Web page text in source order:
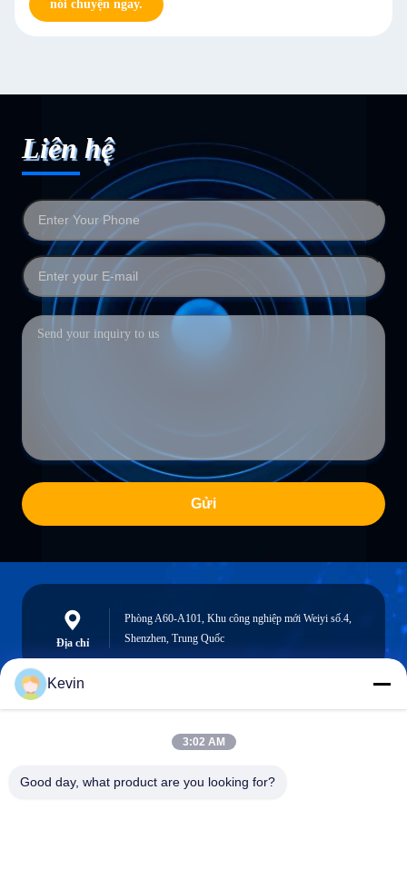
nói chuyện ngay.
Liên hệ
Gửi
Địa chỉ
Phòng A60-A101, Khu công nghiệp mới Weiyi số.4,
Shenzhen, Trung Quốc
info@seethrulcd.com
Kevin
3:02 AM
Good day, what product are you looking for?